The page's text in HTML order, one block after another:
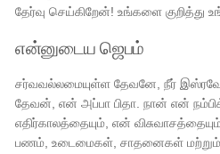
தேர்வு செய்கிறேன்! உங்களை குறித்து
என்னுடைய ஜெபம்
சர்வவல்லமையுள்ள தேவனே, நீர்
தேவன், என் அப்பா பிதா. நான் என்
எதிர்காலத்தையும், என்
பணம், உடைமைகள், சாதனைகள்